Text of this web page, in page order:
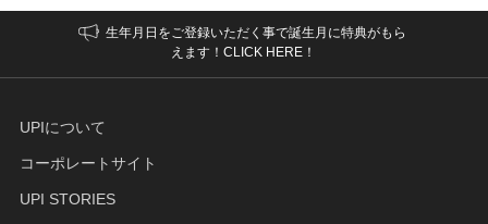
生年月日をご登録いただく事で誕生月に特典がもら
えます！CLICK HERE！
UPIについて
コーポレートサイト
UPI STORIES